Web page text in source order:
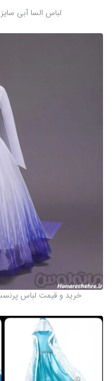
لباس السا آبی سایز 11 || فروشگاه اینترنتی مارکت نوید
خرید و قیمت لباس